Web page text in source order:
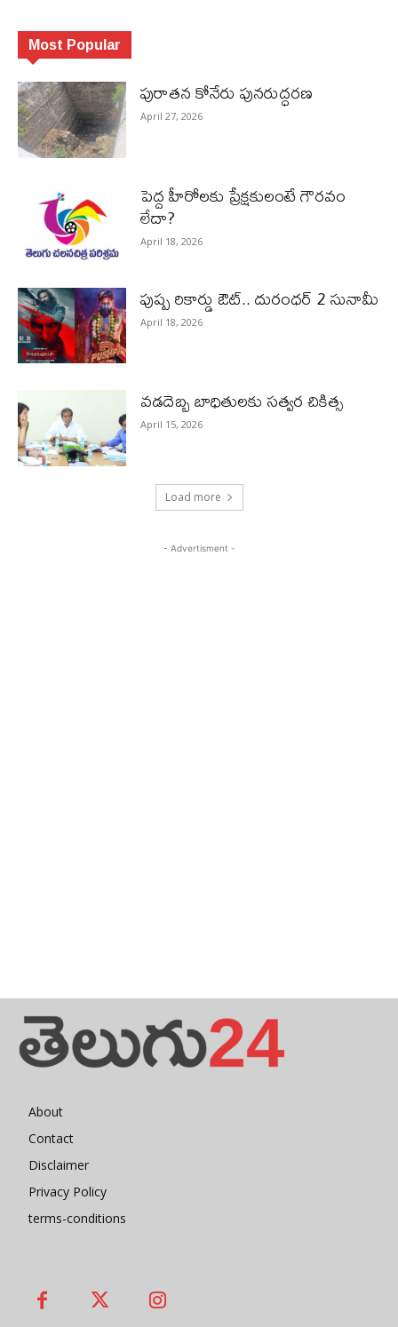
Most Popular
పురాత‌న కోనేరు పున‌రుద్ధ‌ర‌ణ
April 27, 2026
పెద్ద హీరోల‌కు ప్రేక్ష‌కులంటే గౌర‌వం
లేదా?
April 18, 2026
పుష్ప రికార్డు ఔట్‌.. దురంధ‌ర్ 2 సునామీ
April 18, 2026
వడదెబ్బ బాధితులకు సత్వర చికిత్స
April 15, 2026
Load more
- Advertisment -
About
Contact
Disclaimer
Privacy Policy
terms-conditions